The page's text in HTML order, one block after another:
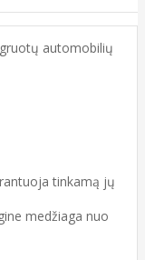
automobilių
tinkamą jų
medžiaga nuo